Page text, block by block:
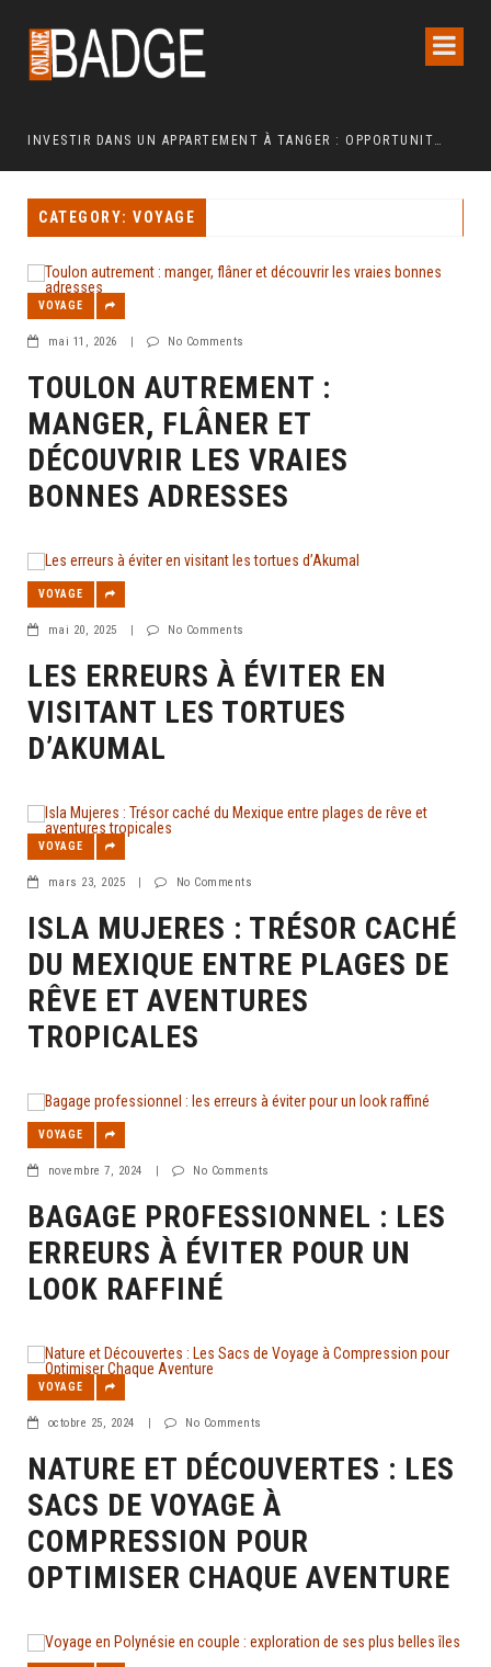
INVESTIR DANS UN APPARTEMENT À TANGER : OPPORTUNITÉS ET POINTS ESSENTIELS À CONNAÎTRE
CATEGORY: VOYAGE
VOYAGE
mai 11, 2026 | No Comments
TOULON AUTREMENT :
MANGER, FLÂNER ET
DÉCOUVRIR LES VRAIES
BONNES ADRESSES
VOYAGE
mai 20, 2025 | No Comments
LES ERREURS À ÉVITER EN
VISITANT LES TORTUES
D’AKUMAL
VOYAGE
mars 23, 2025 | No Comments
ISLA MUJERES : TRÉSOR CACHÉ
DU MEXIQUE ENTRE PLAGES DE
RÊVE ET AVENTURES
TROPICALES
VOYAGE
novembre 7, 2024 | No Comments
BAGAGE PROFESSIONNEL : LES
ERREURS À ÉVITER POUR UN
LOOK RAFFINÉ
VOYAGE
octobre 25, 2024 | No Comments
NATURE ET DÉCOUVERTES : LES
SACS DE VOYAGE À
COMPRESSION POUR
OPTIMISER CHAQUE AVENTURE